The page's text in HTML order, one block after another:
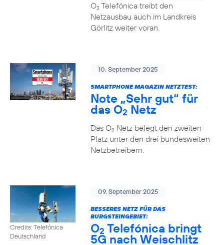
O2Telefónica treibt den
Netzausbau auch im Landkreis
Görlitz weiter voran.
10. September 2025
SMARTPHONE MAGAZIN NETZTEST:
Note „Sehr gut“ für
das O2 Netz
Das O2Netz belegt den zweiten
Platz unter den drei bundesweiten
Netzbetreibern.
Credits: Telefónica
Deutschland
09. September 2025
BESSERES NETZ FÜR DAS
BURGSTEINGEBIET:
O2 Telefónica bringt
5G nach Weischlitz